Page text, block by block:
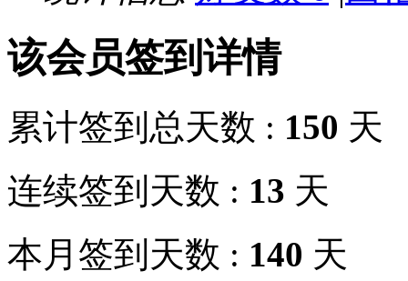
该会员签到详情
累计签到总天数 : 150 天
连续签到天数 : 13 天
本月签到天数 : 140 天